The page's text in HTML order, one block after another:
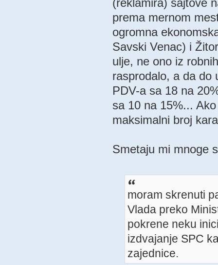
(reklamira) sajtove
prema mernom
ogromna
Savski Venac) i
ulje, ne ono iz
rasprodalo, a da do
PDV-a sa 18 na
sa 10 na 15%...
maksimalni broj
Smetaju mi mnoge
moram skrenuti
Vlada preko
pokrene neku
izdvajanje SPC
zajednice.